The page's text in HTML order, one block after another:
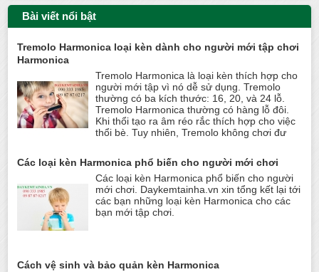
Bài viết nổi bật
Tremolo Harmonica loại kèn dành cho người mới tập chơi
Harmonica
Tremolo Harmonica là loại kèn thích hợp cho
người mới tập vì nó dễ sử dụng. Tremolo
thường có ba kích thước: 16, 20, và 24 lỗ.
Tremolo Harmonica thường có hàng lỗ đôi.
Khi thổi tạo ra âm réo rắc thích hợp cho việc
thổi bè. Tuy nhiên, Tremolo không chơi đư
Các loại kèn Harmonica phổ biến cho người mới chơi
Các loại kèn Harmonica phổ biến cho người
mới chơi. Daykemtainha.vn xin tổng kết lại tới
các bạn những loại kèn Harmonica cho các
bạn mới tập chơi.
Cách vệ sinh và bảo quản kèn Harmonica